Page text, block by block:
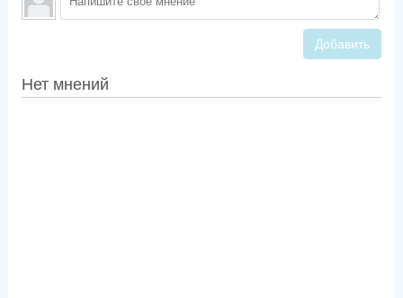
Добавить
Нет мнений